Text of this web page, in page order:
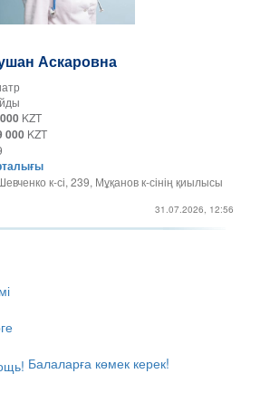
Аскаровна
KZT
000 KZT
к-сі, 239, Мұқанов к-сінің қиылысы
31.07.2026, 12:56
Балаларға көмек керек!